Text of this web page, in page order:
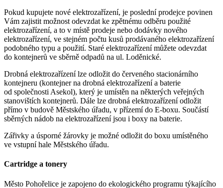
Pokud kupujete nové elektrozařízení, je poslední prodejce povinen
Vám zajistit možnost odevzdat ke zpětnému odběru použité
elektrozařízení, a to v místě prodeje nebo dodávky nového
elektrozařízení, ve stejném počtu kusů prodávaného elektrozařízení
podobného typu a použití. Staré elektrozařízení můžete odevzdat
do kontejnerů ve sběrně odpadů na ul. Loděnické.
Drobná elektrozařízení lze odložit do červeného stacionárního
kontejneru (kontejner na drobná elektrozařízení a baterie
od společnosti Asekol), který je umístěn na některých veřejných
stanovištích kontejnerů. Dále lze drobná elektrozařízení odložit
přímo v budově Městského úřadu, v přízemí do E-boxu. Součástí
sběrných nádob na elektrozařízení jsou i boxy na baterie.
Zářivky a úsporné žárovky je možné odložit do boxu umístěného
ve vstupní hale Městského úřadu.
Cartridge a tonery
Město Pohořelice je zapojeno do ekologického programu týkajícího